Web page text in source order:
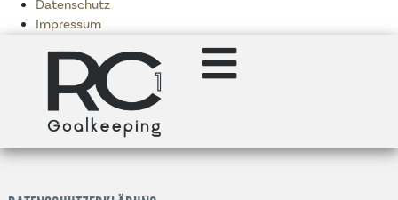
Datenschutz
Impressum